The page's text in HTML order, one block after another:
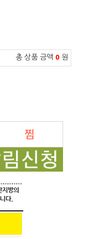
총 상품 금액 0원